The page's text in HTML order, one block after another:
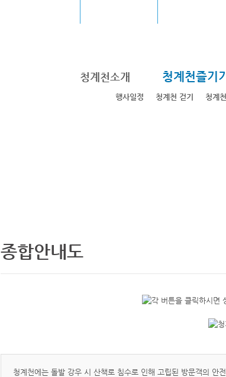
청계천소개 청계천즐기기
행사일정 청계천 걷기 청계
종합안내도
청계천에는 돌발 강우 시 산책로 침수로 인해 고립된 방문객의 안